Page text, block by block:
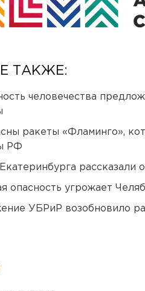
ТАКЖЕ:
человечества
ракеты «Фламинго»,
РФ
рассказали
опасность угрожает
УБРиР возобновило